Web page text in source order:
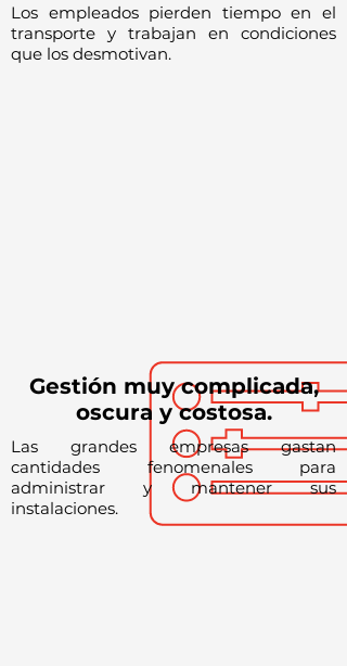
Los empleados pierden tiempo en el
transporte y trabajan en condiciones
que los desmotivan.
Gestión muy complicada,
oscura y costosa.
Las grandes empresas gastan
cantidades fenomenales para
administrar y mantener sus
instalaciones.